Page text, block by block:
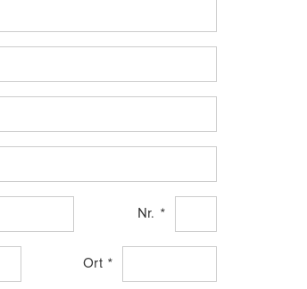
Nr. *
Ort *